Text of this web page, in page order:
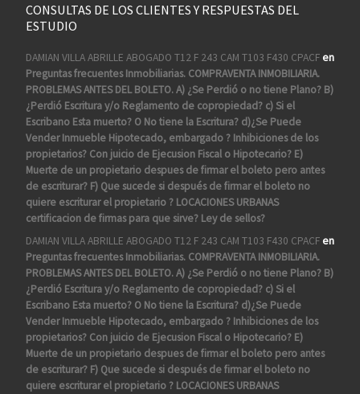
CONSULTAS DE LOS CLIENTES Y RESPUESTAS DEL
ESTUDIO
DAMIAN VILLA ABRILLE ABOGADO T12 F 243 CAM T103 F430 CPACFen
Preguntas frecuentes Inmobiliarias. COMPRAVENTA INMOBILIARIA.
PROBLEMAS ANTES DEL BOLETO. A) ¿Se Perdió o no tiene Plano? B)
¿Perdió Escritura y/o Reglamento de copropiedad? c) Si el
Escribano Esta muerto? O No tiene la Escritura? d)¿Se Puede
Vender Inmueble Hipotecado, embargado ? Inhibiciones de los
propietarios? Con juicio de Ejecusion Fiscal o Hipotecario? E)
Muerte de un propietario despues de firmar el boleto pero antes
de escriturar? F) Que sucede si después de firmar el boleto no
quiere escriturar el propietario ? LOCACIONES URBANAS
certificacion de firmas para que sirve? Ley de sellos?
DAMIAN VILLA ABRILLE ABOGADO T12 F 243 CAM T103 F430 CPACFen
Preguntas frecuentes Inmobiliarias. COMPRAVENTA INMOBILIARIA.
PROBLEMAS ANTES DEL BOLETO. A) ¿Se Perdió o no tiene Plano? B)
¿Perdió Escritura y/o Reglamento de copropiedad? c) Si el
Escribano Esta muerto? O No tiene la Escritura? d)¿Se Puede
Vender Inmueble Hipotecado, embargado ? Inhibiciones de los
propietarios? Con juicio de Ejecusion Fiscal o Hipotecario? E)
Muerte de un propietario despues de firmar el boleto pero antes
de escriturar? F) Que sucede si después de firmar el boleto no
quiere escriturar el propietario ? LOCACIONES URBANAS